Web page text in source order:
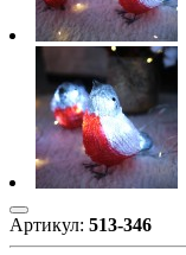
Артикул: 513-346